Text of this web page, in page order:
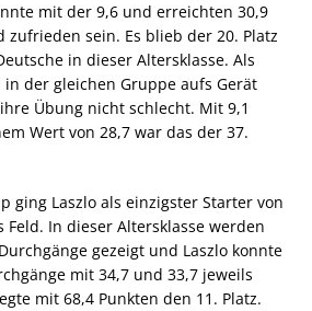
mit der 9,6 und erreichten 30,9
zufrieden sein. Es blieb der 20. Platz
in dieser Altersklasse. Als
in der gleichen Gruppe aufs Gerät
Übung nicht schlecht. Mit 9,1
Wert von 28,7 war das der 37.
ging Laszlo als einzigster Starter von
Feld. In dieser Altersklasse werden
gezeigt und Laszlo konnte
mit 34,7 und 33,7 jeweils
mit 68,4 Punkten den 11. Platz.